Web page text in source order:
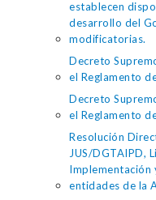
establecen
desarrollo del
modificatorias.
Decreto
el Reglamento
Decreto
el Reglamento
Resolución
JUS/DGTAIPD,
Implementación
entidades de la